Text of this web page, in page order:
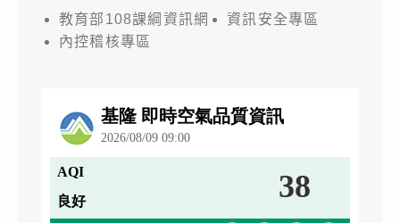
教育部108課綱資訊網
資訊安全專區
內控稽核專區